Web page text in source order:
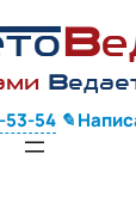
В
В
53-54 ✎